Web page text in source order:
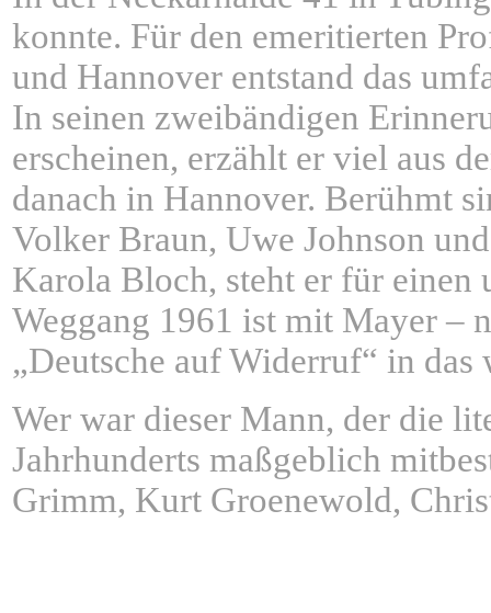
konnte. Für den emeritierten
und Hannover entstand das
In seinen zweibändigen
erscheinen, erzählt er viel aus
danach in Hannover. Berühmt
Volker Braun, Uwe Johnson
Karola Bloch, steht er für einen
Weggang 1961 ist mit Mayer –
„Deutsche auf Widerruf“ in
Wer war dieser Mann, der die
Jahrhunderts maßgeblich
Grimm, Kurt Groenewold,